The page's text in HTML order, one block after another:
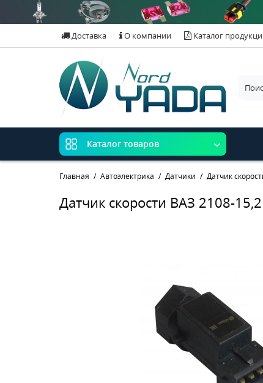
Доставка О компании Каталог
Каталог товаров
Главная Автоэлектрика Датчики Датчик
Датчик скорости ВАЗ 2108-